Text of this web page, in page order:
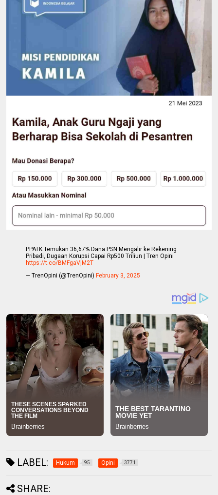
PPATK Temukan 36,67% Dana PSN Mengalir ke Rekening
Pribadi, Dugaan Korupsi Capai Rp500 Triliun | Tren Opini
https://t.co/BMFgaVjM2T
— TrenOpini (@TrenOpini) February 3, 2025
LABEL: Hukum 95 Opini 3771
SHARE: